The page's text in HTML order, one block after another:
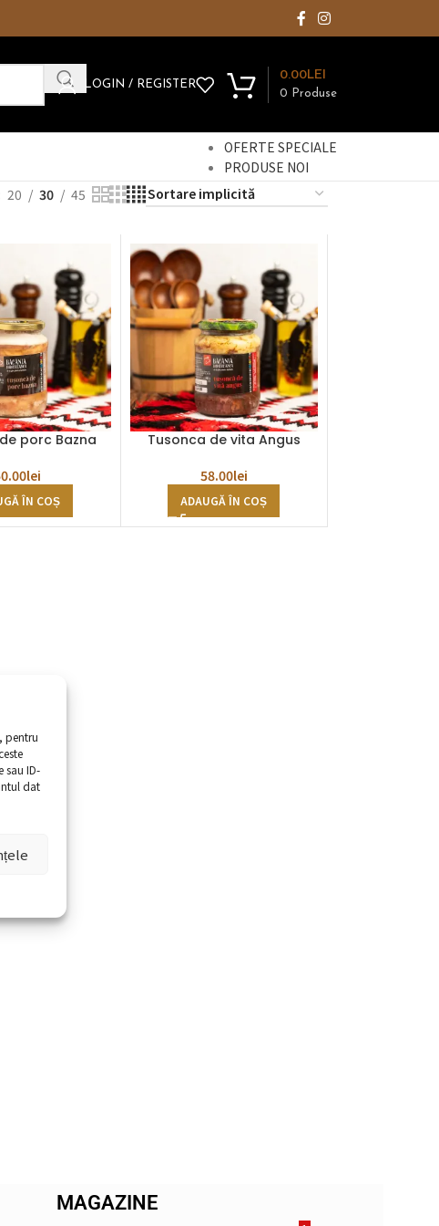
pentru
sau ID-
dat
LOGIN / REGISTER
0 Produse
0.00LEI
OFERTE SPECIALE
PRODUSE NOI
20 30 45
porc Bazna
lei
ÎN COȘ
Tusonca de vita Angus
58.00lei
ADAUGĂ ÎN COȘ
MAGAZINE